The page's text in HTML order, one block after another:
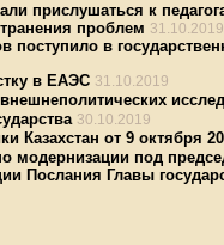
прислушаться к
проблем 31.10.2019
поступило в
в ЕАЭС 31.10.2019
30.10.2019
Казахстан от 9 октября
модернизации под
Послания Главы